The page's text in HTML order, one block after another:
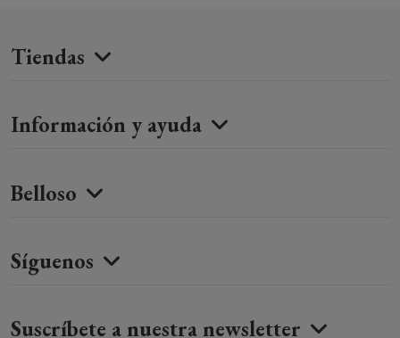
Tiendas
Información y ayuda
Belloso
Síguenos
Suscríbete a nuestra newsletter